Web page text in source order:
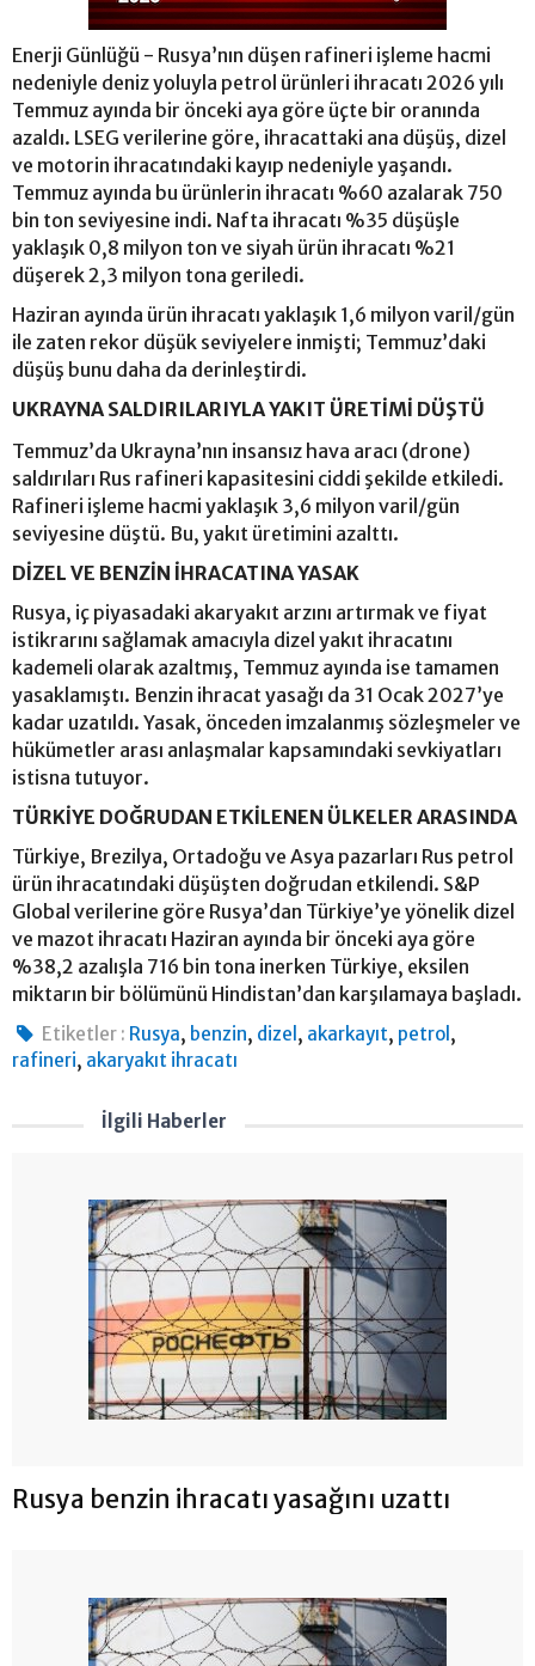
Enerji Günlüğü - Rusya’nın düşen rafineri işleme hacmi
nedeniyle deniz yoluyla petrol ürünleri ihracatı 2026 yılı
Temmuz ayında bir önceki aya göre üçte bir oranında
azaldı. LSEG verilerine göre, ihracattaki ana düşüş, dizel
ve motorin ihracatındaki kayıp nedeniyle yaşandı.
Temmuz ayında bu ürünlerin ihracatı %60 azalarak 750
bin ton seviyesine indi. Nafta ihracatı %35 düşüşle
yaklaşık 0,8 milyon ton ve siyah ürün ihracatı %21
düşerek 2,3 milyon tona geriledi.
Haziran ayında ürün ihracatı yaklaşık 1,6 milyon varil/gün
ile zaten rekor düşük seviyelere inmişti; Temmuz’daki
düşüş bunu daha da derinleştirdi.
UKRAYNA SALDIRILARIYLA YAKIT ÜRETİMİ DÜŞTÜ
Temmuz’da Ukrayna’nın insansız hava aracı (drone)
saldırıları Rus rafineri kapasitesini ciddi şekilde etkiledi.
Rafineri işleme hacmi yaklaşık 3,6 milyon varil/gün
seviyesine düştü. Bu, yakıt üretimini azalttı.
DİZEL VE BENZİN İHRACATINA YASAK
Rusya, iç piyasadaki akaryakıt arzını artırmak ve fiyat
istikrarını sağlamak amacıyla dizel yakıt ihracatını
kademeli olarak azaltmış, Temmuz ayında ise tamamen
yasaklamıştı. Benzin ihracat yasağı da 31 Ocak 2027’ye
kadar uzatıldı. Yasak, önceden imzalanmış sözleşmeler ve
hükümetler arası anlaşmalar kapsamındaki sevkiyatları
istisna tutuyor.
TÜRKİYE DOĞRUDAN ETKİLENEN ÜLKELER ARASINDA
Türkiye, Brezilya, Ortadoğu ve Asya pazarları Rus petrol
ürün ihracatındaki düşüşten doğrudan etkilendi. S&P
Global verilerine göre Rusya’dan Türkiye’ye yönelik dizel
ve mazot ihracatı Haziran ayında bir önceki aya göre
%38,2 azalışla 716 bin tona inerken Türkiye, eksilen
miktarın bir bölümünü Hindistan’dan karşılamaya başladı.
Etiketler : Rusya, benzin, dizel , akarkayıt, petrol ,
rafineri, akaryakıt ihracatı
İlgili Haberler
Rusya benzin ihracatı yasağını uzattı